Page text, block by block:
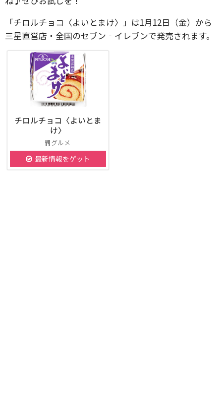
「チロルチョコ〈よいとまけ〉」は1月12日（金）から
三星直営店・全国のセブン‐イレブンで発売されます。
チロルチョコ〈よいとま
け〉
グルメ
最新情報をゲット